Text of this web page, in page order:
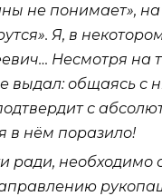
не понимает»,
Я, в
Несмотря на
выдал: общаясь с
с
в нём поразило!
ради, необходимо